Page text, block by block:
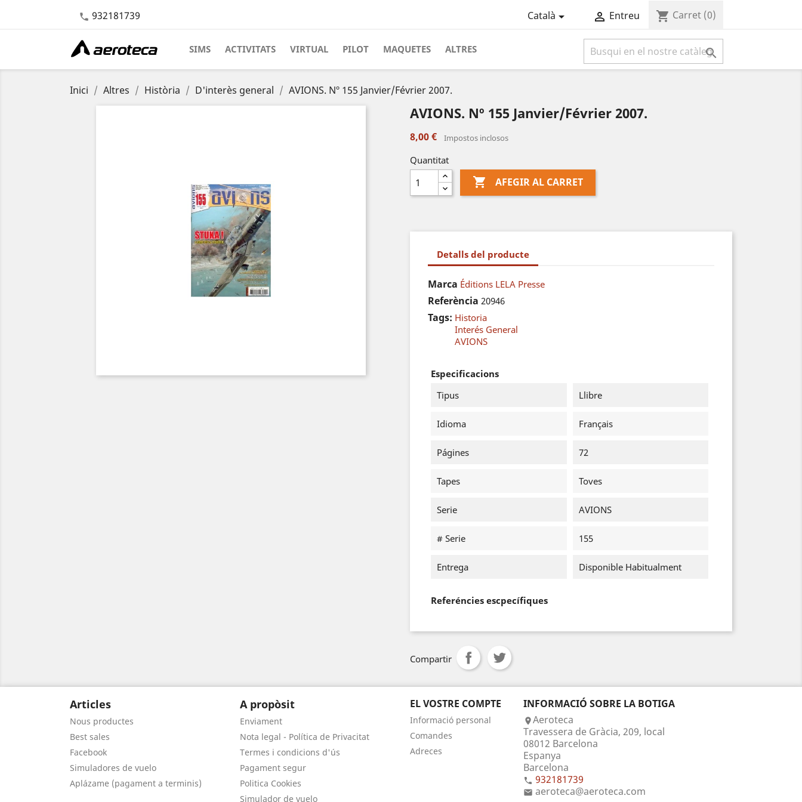
 932181739 Català  Entreu shopping_cart Carret (0)
SIMS ACTIVITATS VIRTUAL PILOT MAQUETES ALTRES 
Inici Altres Història D'interès general AVIONS. Nº 155 Janvier/Février 2007.
AVIONS. Nº 155 Janvier/Février 2007.
8,00 € Impostos inclosos
Quantitat
 AFEGIR AL CARRET
Detalls del producte
Marca Éditions LELA Presse
Referència 20946
Tags: Historia
Interés General
AVIONS
Especificacions
Tipus
Llibre
Idioma Français
Págines 72
Tapes Toves
Serie AVIONS
# Serie 155
Entrega Disponible Habitualment
Referéncies escpecífiques
Compartir
Articles
Nous productes
Best sales
Facebook
Simuladores de vuelo
Aplázame (pagament a terminis)
A propòsit
Enviament
Nota legal - Política de Privacitat
Termes i condicions d'ús
Pagament segur
Politica Cookies
Simulador de vuelo
EL VOSTRE COMPTE
Informació personal
Comandes
Adreces
INFORMACIÓ SOBRE LA BOTIGA
Aeroteca
Travessera de Gràcia, 209, local
08012 Barcelona
Espanya
Barcelona
 932181739
 aeroteca@aeroteca.com